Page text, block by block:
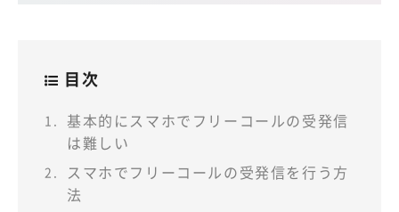
目次
基本的にスマホでフリーコールの受発信
は難しい
スマホでフリーコールの受発信を行う方
法